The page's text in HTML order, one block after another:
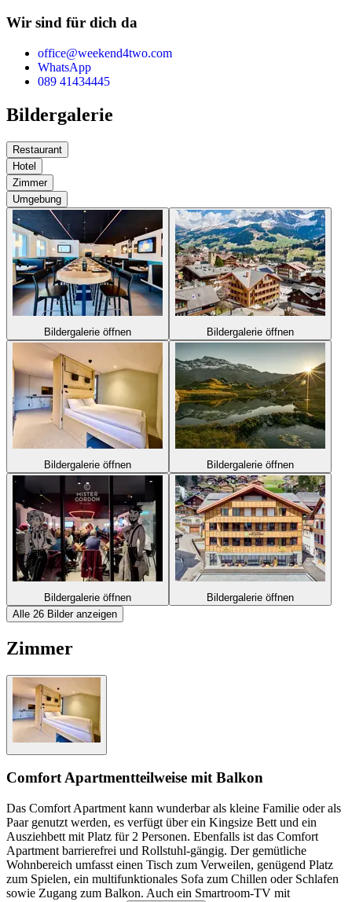
Wir sind für dich da
office@weekend4two.com
WhatsApp
089 41434445
Bildergalerie
Restaurant
Hotel
Zimmer
Umgebung
Bildergalerie öffnen Bildergalerie öffnen
Bildergalerie öffnen Bildergalerie öffnen
Bildergalerie öffnen
Bildergalerie öffnen
Alle 26 Bilder anzeigen
Zimmer
Comfort Apartmentteilweise mit Balkon
Das Comfort Apartment kann wunderbar als kleine Familie oder als
Paar genutzt werden, es verfügt über ein Kingsize Bett und ein
Ausziehbett mit Platz für 2 Personen. Ebenfalls ist das Comfort
Apartment barrierefrei und Rollstuhl-gängig. Der gemütliche
Wohnbereich umfasst einen Tisch zum Verweilen, genügend Platz
zum Spielen, ein multifunktionales Sofa zum Chillen oder Schlafen
sowie Zugang zum Balkon. Auch ein Smartroom-TV mit